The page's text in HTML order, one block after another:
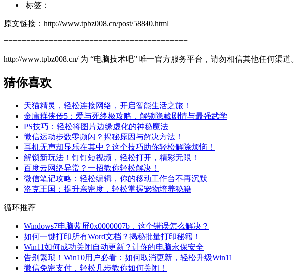
标签：
原文链接：http://www.tpbz008.cn/post/58840.html
=========================================
http://www.tpbz008.cn/ 为 “电脑技术吧” 唯一官方服务平台，请勿相信其他任何渠道。
猜你喜欢
天猫精灵，轻松连接网络，开启智能生活之旅！
金庸群侠传5：爱与死终极攻略，解锁隐藏剧情与最强武学
PS技巧：轻松将图片边缘虚化的神秘魔法
微信运动步数零频闪？揭秘原因与解决方法！
耳机无声却显乐在其中？这个技巧助你轻松解除烦恼！
解锁新玩法！钉钉短视频，轻松打开，精彩无限！
百度云网络异常？一招教你轻松解决！
微信笔记攻略：轻松编辑，你的移动工作台不再沉默
洛克王国：提升亲密度，轻松掌握宠物培养秘籍
循环推荐
Windows7电脑蓝屏0x0000007b，这个错误怎么解决？
如何一键打印所有Word文档？揭秘批量打印秘籍！
Win11如何成功关闭自动更新？让你的电脑永保安全
告别繁琐！Win10用户必看：如何取消更新，轻松升级Win11
微信免密支付，轻松几步教你如何关闭！